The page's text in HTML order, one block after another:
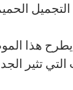
يطرح هذا
التي تثير